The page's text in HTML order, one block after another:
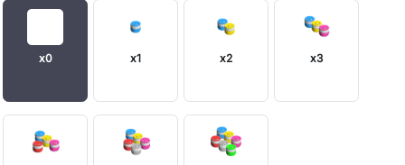
x0 x1 x2 x3